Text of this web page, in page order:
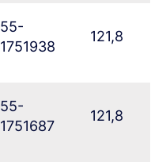
55-
1751938
121,8
55-
1751687
121,8